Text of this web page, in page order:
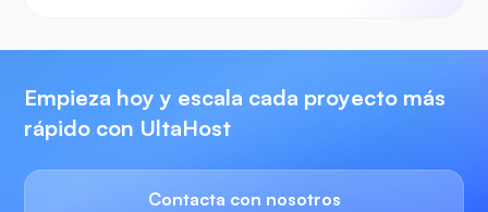
Empieza hoy y escala cada proyecto más
rápido con UltaHost
Contacta con nosotros